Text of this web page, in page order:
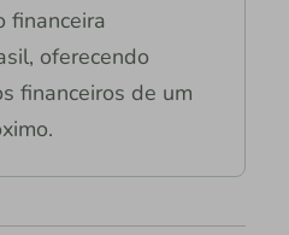
financeira
oferecendo
financeiros de um